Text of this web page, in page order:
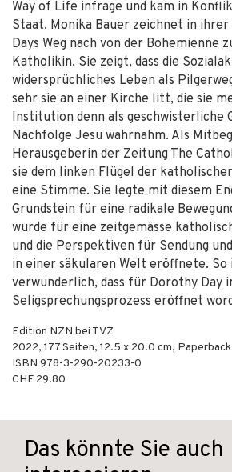
Way of Life infrage und kam in
Staat. Monika Bauer zeichnet in
Days Weg nach von der Bohemienne
Katholikin. Sie zeigt, dass die
widersprüchliches Leben als
sehr sie an einer Kirche litt, die sie
Institution denn als geschwisterliche
Nachfolge Jesu wahrnahm. Als
Herausgeberin der Zeitung The
sie dem linken Flügel der
eine Stimme. Sie legte mit diesem
Grundstein für eine radikale
wurde für eine zeitgemässe
und die Perspektiven für Sendung
in einer säkularen Welt eröffnete. So
verwunderlich, dass für Dorothy Day
Seligsprechungsprozess eröffnet
Edition NZN bei TVZ
2022, 177Seiten, 12.5 x 20.0 cm,
ISBN 978-3-290-20233-0
CHF 29.80
Das könnte Sie auch